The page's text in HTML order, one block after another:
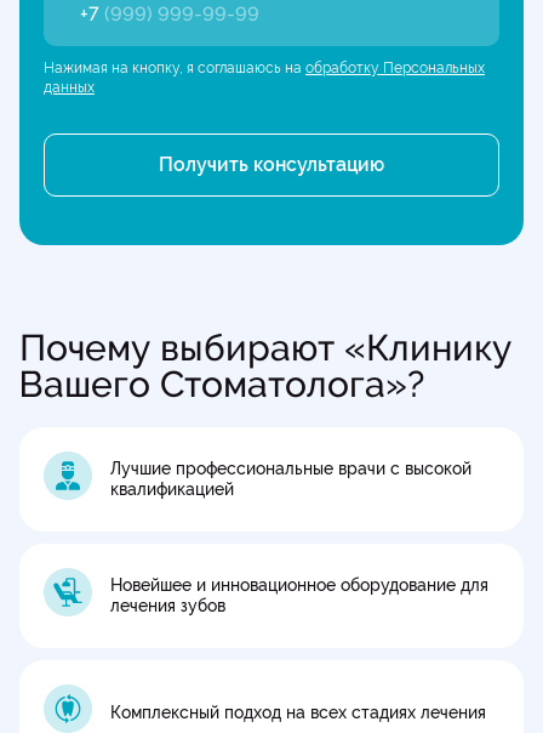
+7 (999) 999-99-99
Нажимая на кнопку, я соглашаюсь на обработку Персональных
данных
Почему выбирают «Клинику
Вашего Стоматолога»?
Лучшие профессиональные врачи с высокой
квалификацией
Новейшее и инновационное оборудование для
лечения зубов
Комплексный подход на всех стадиях лечения